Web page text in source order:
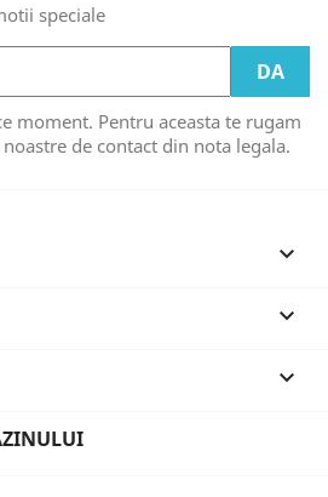
speciale
moment. Pentru aceasta te rugam
de contact din nota legala.


